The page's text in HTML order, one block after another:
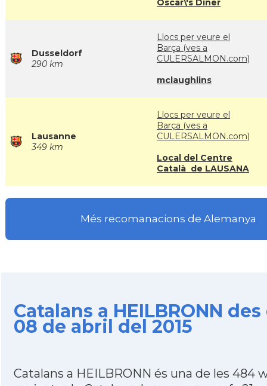
Oscar\'s Diner
Dusseldorf
290 km
Llocs per veure el
Barça (ves a
CULERSALMON.com)
mclaughlins
Lausanne
349 km
Llocs per veure el
Barça (ves a
CULERSALMON.com)
Local del Centre
Català de LAUSANA
Més recomanacions de Alemanya
Catalans a HEILBRONN
08 de abril del 2015
Catalans a HEILBRONN és una de les 484